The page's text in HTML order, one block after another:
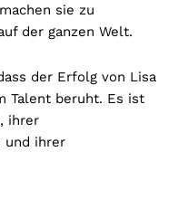
sie zu
der ganzen Welt.
der Erfolg von Lisa
Talent beruht. Es ist
ihrer
und ihrer